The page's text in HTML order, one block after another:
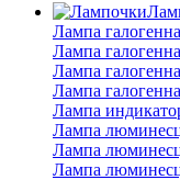
Лампа
Лампа
Лампа
Лампа
Лампа
Лампа
Лампа
Лампа